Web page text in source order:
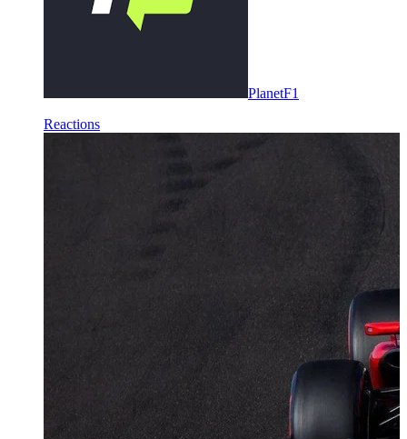
PlanetF1
Reactions